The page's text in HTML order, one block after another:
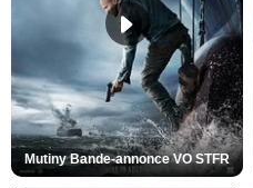
Mutiny Bande-annonce VO STFR